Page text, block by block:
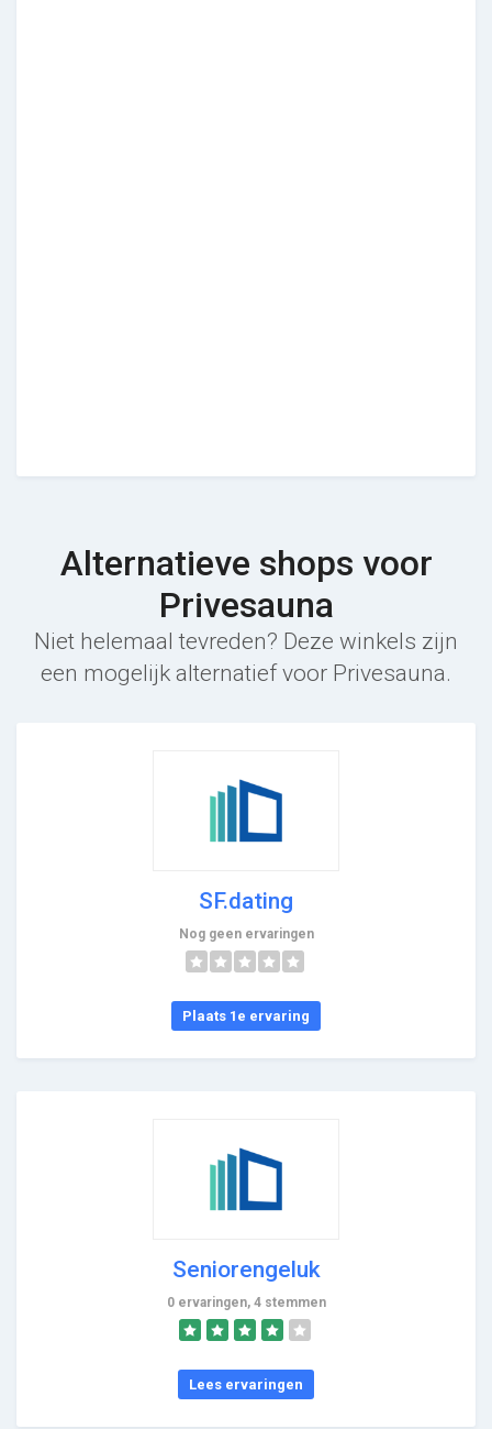
Alternatieve shops voor
Privesauna
Niet helemaal tevreden? Deze winkels zijn
een mogelijk alternatief voor Privesauna.
SF.dating
Nog geen ervaringen
Plaats 1e ervaring
Seniorengeluk
0 ervaringen, 4 stemmen
Lees ervaringen